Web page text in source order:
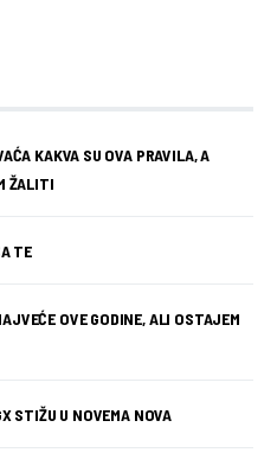
KAKVA SU OVA PRAVILA, A
ŽALITI
TE
OVE GODINE, ALI OSTAJEM
STIŽU U NOVEMA NOVA